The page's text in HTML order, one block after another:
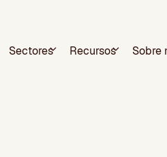
Sectores Recursos Sobre